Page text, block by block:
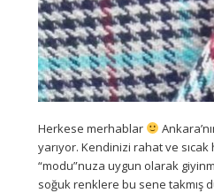
Herkese merhablar
yarıyor. Kendinizi rahat ve
“modu”nuza uygun olarak
soğuk renklere bu sene takmış